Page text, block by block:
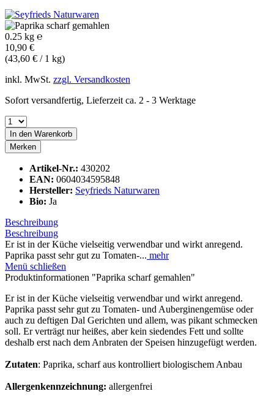
0.25 kg ℮
10,90 €
(43,60 € / 1 kg)
inkl. MwSt. zzgl. Versandkosten
Sofort versandfertig, Lieferzeit ca. 2 - 3 Werktage
In den Warenkorb
Merken
Artikel-Nr.: 430202
EAN: 0604034595848
Hersteller: Seyfrieds Naturwaren
Bio: Ja
Beschreibung
Beschreibung
Er ist in der Küche vielseitig verwendbar und wirkt anregend.
Paprika passt sehr gut zu Tomaten-... mehr
Menü schließen
Produktinformationen "Paprika scharf gemahlen"
Er ist in der Küche vielseitig verwendbar und wirkt anregend.
Paprika passt sehr gut zu Tomaten- und Auberginengemüse oder
auch zu deftigen Dal Gerichten und allem, was pikant schmecken
soll. Er verträgt nur heißes, aber kein siedendes Fett und sollte
deshalb erst nach dem Anbraten der Speisen hinzugefügt werden.
Zutaten: Paprika, scharf aus kontrolliert biologischem Anbau
Allergenkennzeichnung: allergenfrei